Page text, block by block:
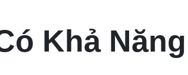
Khả